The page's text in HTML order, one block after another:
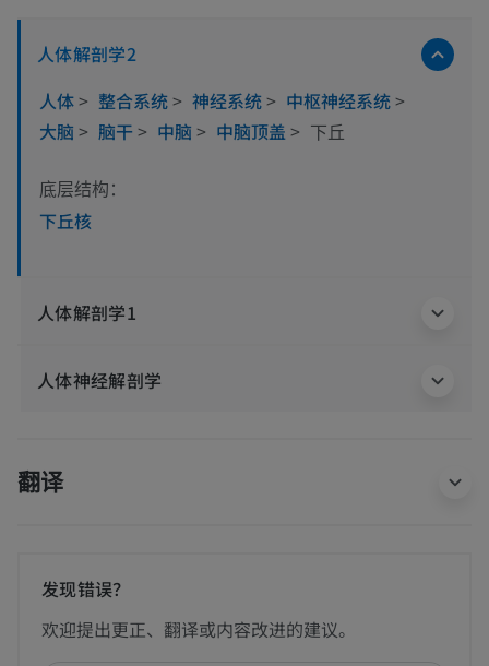
人体解剖学2
人体> 整合系统> 神经系统> 中枢神经系统>
大脑 > 脑干> 中脑 > 中脑顶盖 > 下丘
底层结构：
下丘核
人体解剖学1
人体神经解剖学
翻译
发现错误？
欢迎提出更正、翻译或内容改进的建议。